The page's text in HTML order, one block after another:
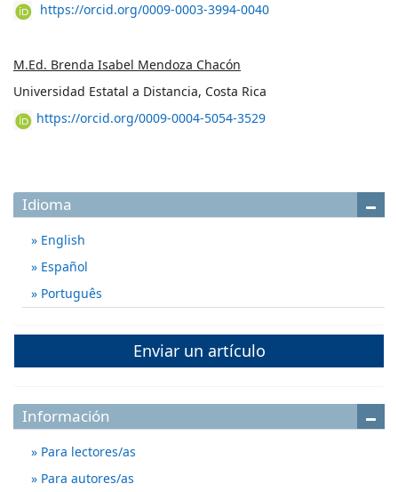
https://orcid.org/0009-0003-3994-0040
M.Ed. Brenda Isabel Mendoza Chacón
Universidad Estatal a Distancia, Costa Rica
https://orcid.org/0009-0004-5054-3529
Idioma
English
Español
Português
Enviar un artículo
Información
Para lectores/as
Para autores/as